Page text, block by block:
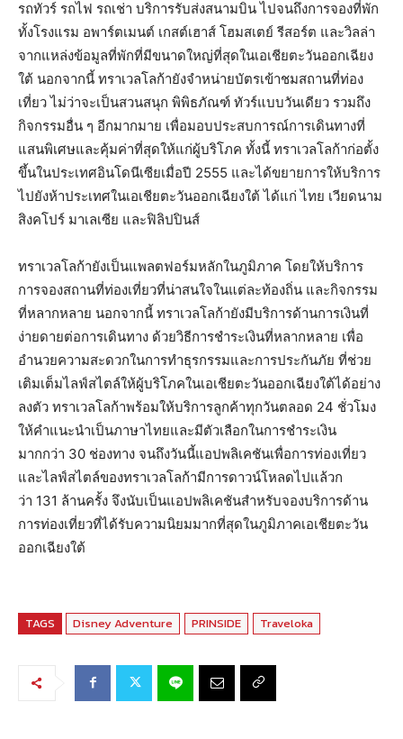
รถทัวร์ รถไฟ รถเช่า บริการรับส่งสนามบิน ไปจนถึงการจองที่พัก
ทั้งโรงแรม อพาร์ตเมนต์ เกสต์เฮาส์ โฮมสเตย์ รีสอร์ต และวิลล่า
จากแหล่งข้อมูลที่พักที่มีขนาดใหญ่ที่สุดในเอเชียตะวันออกเฉียง
ใต้ นอกจากนี้ ทราเวลโลก้ายังจำหน่ายบัตรเข้าชมสถานที่ท่อง
เที่ยว ไม่ว่าจะเป็นสวนสนุก พิพิธภัณฑ์ ทัวร์แบบวันเดียว รวมถึง
กิจกรรมอื่น ๆ อีกมากมาย เพื่อมอบประสบการณ์การเดินทางที่
แสนพิเศษและคุ้มค่าที่สุดให้แก่ผู้บริโภค ทั้งนี้ ทราเวลโลก้าก่อตั้ง
ขึ้นในประเทศอินโดนีเซียเมื่อปี 2555 และได้ขยายการให้บริการ
ไปยังห้าประเทศในเอเชียตะวันออกเฉียงใต้ ได้แก่ ไทย เวียดนาม
สิงคโปร์ มาเลเซีย และฟิลิปปินส์
ทราเวลโลก้ายังเป็นแพลตฟอร์มหลักในภูมิภาค โดยให้บริการ
การจองสถานที่ท่องเที่ยวที่น่าสนใจในแต่ละท้องถิ่น และกิจกรรม
ที่หลากหลาย นอกจากนี้ ทราเวลโลก้ายังมีบริการด้านการเงินที่
ง่ายดายต่อการเดินทาง ด้วยวิธีการชำระเงินที่หลากหลาย เพื่อ
อำนวยความสะดวกในการทำธุรกรรมและการประกันภัย ที่ช่วย
เติมเต็มไลฟ์สไตล์ให้ผู้บริโภคในเอเชียตะวันออกเฉียงใต้ได้อย่าง
ลงตัว ทราเวลโลก้าพร้อมให้บริการลูกค้าทุกวันตลอด 24 ชั่วโมง
ให้คำแนะนำเป็นภาษาไทยและมีตัวเลือกในการชำระเงิน
มากกว่า 30 ช่องทาง จนถึงวันนี้แอปพลิเคชันเพื่อการท่องเที่ยว
และไลฟ์สไตล์ของทราเวลโลก้ามีการดาวน์โหลดไปแล้วก
ว่า 131 ล้านครั้ง จึงนับเป็นแอปพลิเคชันสำหรับจองบริการด้าน
การท่องเที่ยวที่ได้รับความนิยมมากที่สุดในภูมิภาคเอเชียตะวัน
ออกเฉียงใต้
TAGS Disney Adventure PRINSIDE Traveloka